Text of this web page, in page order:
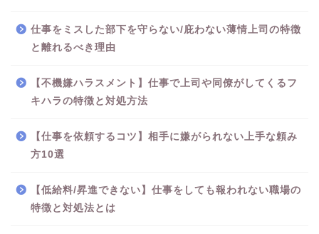
仕事をミスした部下を守らない/庇わない薄情上司の特徴
と離れるべき理由
【不機嫌ハラスメント】仕事で上司や同僚がしてくるフ
キハラの特徴と対処方法
【仕事を依頼するコツ】相手に嫌がられない上手な頼み
方10選
【低給料/昇進できない】仕事をしても報われない職場の
特徴と対処法とは